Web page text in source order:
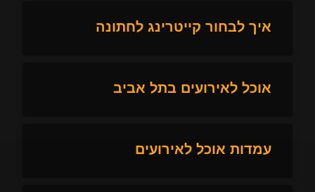
איך לבחור קייטרינג לחתונה
אוכל לאירועים בתל אביב
עמדות אוכל לאירועים